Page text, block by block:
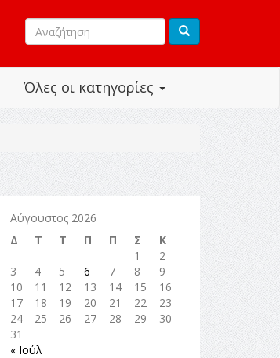
Όλες οι κατηγορίες
Αύγουστος 2026
Δ
Τ Τ Π Π Σ
Κ
1
2
3
4 5 6 7 8
9
10
11 12 13 14 15
16
17
18 19 20 21 22
23
24
25 26 27 28 29
30
31
« Ιούλ